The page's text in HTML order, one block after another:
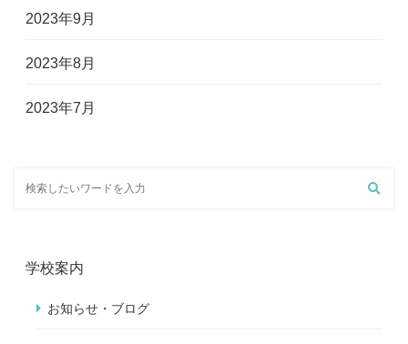
2023年9月
2023年8月
2023年7月
学校案内
お知らせ・ブログ